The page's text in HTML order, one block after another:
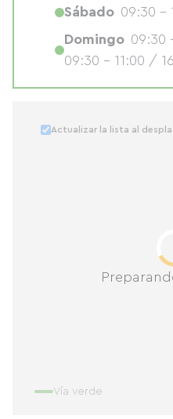
Actualizar la lista al
Vía verde
Sábado 09:30 -
Domingo 09:30
09:30 - 11:00 /